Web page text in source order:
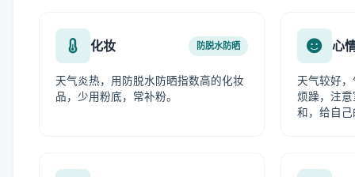
化妆 防脱水防晒
天气炎热，用防脱水防晒指数高的化妆
品，少用粉底，常补粉。
心
天气较好
烦躁，注
和，给自己